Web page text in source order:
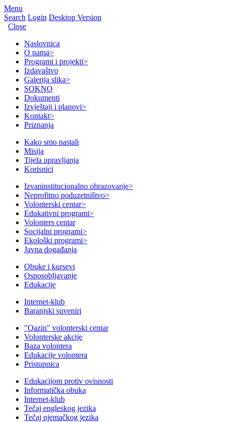
Menu
Search Login Desktop Version
Close
Naslovnica
O nama>
Programi i projekti>
Izdavaštvo
Galerija slika>
SOKNO
Dokumenti
Izvještaji i planovi>
Kontakt>
Priznanja
Kako smo nastali
Misija
Tijela upravljanja
Korisnici
Izvaninstitucionalno obrazovanje>
Neprofitno poduzetništvo>
Volonterski centar>
Edukativni programi>
Volonters centar
Socijalni programi>
Ekološki programi>
Javna događanja
Obuke i kursevi
Osposobljavanje
Edukacije
Internet-klub
Baranjski suveniri
"Oazin" volonterski centar
Volonterske akcije
Baza volontera
Edukacije volontera
Pristupnica
Edukacijom protiv ovisnosti
Informatička obuka
Internet-klub
Tečaj engleskog jezika
Tečaj njemačkog jezika